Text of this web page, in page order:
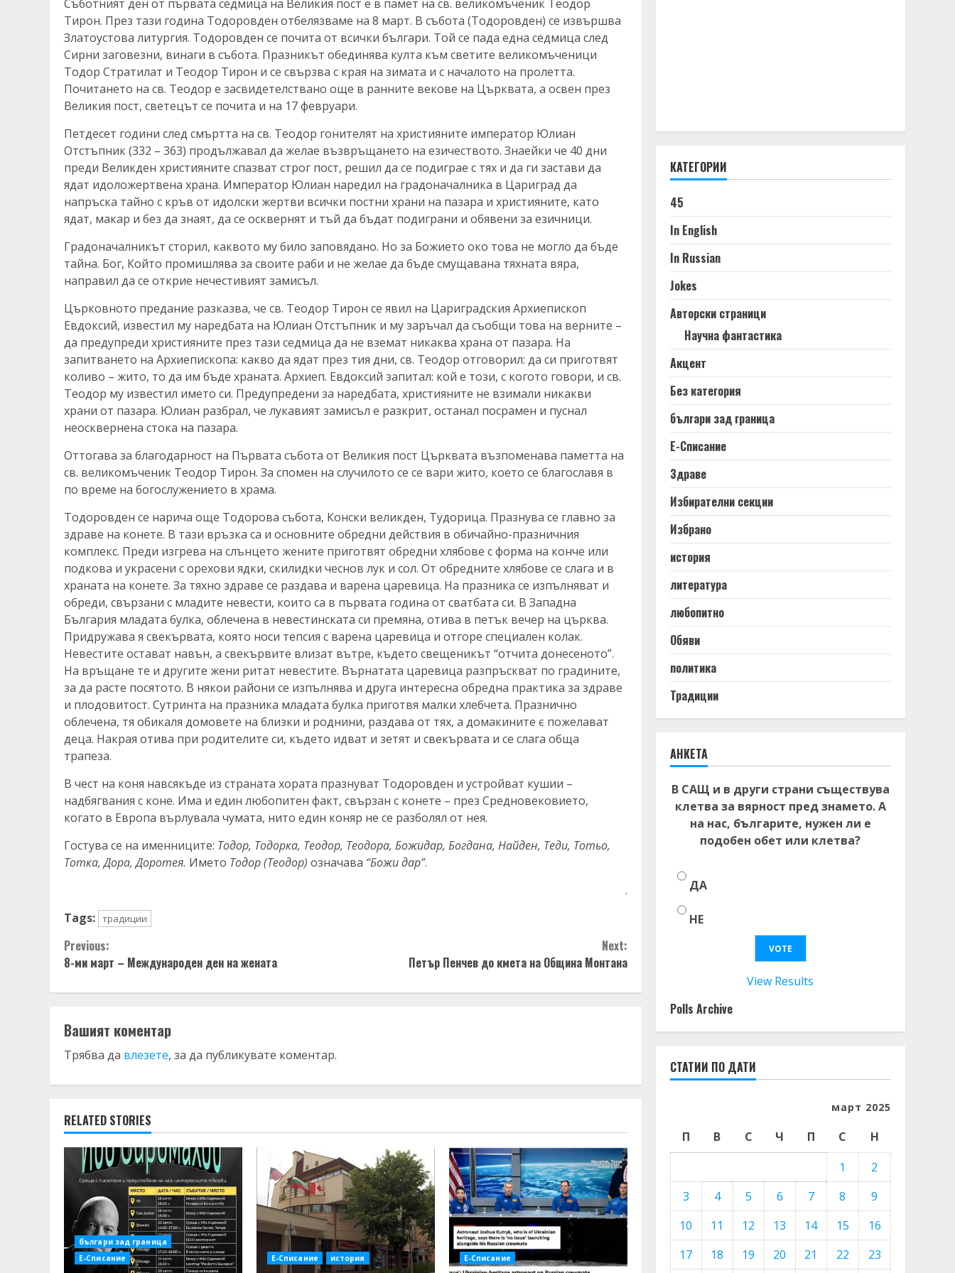
Съботният ден от първата седмица на Великия пост е в памет на св. великомъченик Теодор
Тирон. През тази година Тодоровден отбелязваме на 8 март. В събота (Тодоровден) се извършва
Златоустова литургия. Тодоровден се почита от всички българи. Той се пада една седмица след
Сирни заговезни, винаги в събота. Празникът обединява култа към светите великомъченици
Тодор Стратилат и Теодор Тирон и се свързва с края на зимата и с началото на пролетта.
Почитането на св. Теодор е засвидетелствано още в ранните векове на Църквата, а освен през
Великия пост, светецът се почита и на 17 февруари.
Петдесет години след смъртта на св. Теодор гонителят на християните император Юлиан
Отстъпник (332 – 363) продължавал да желае възвръщането на езичеството. Знаейки че 40 дни
преди Великден християните спазват строг пост, решил да се подиграе с тях и да ги застави да
ядат идоложертвена храна. Император Юлиан наредил на градоначалника в Цариград да
напръска тайно с кръв от идолски жертви всички постни храни на пазара и християните, като
ядат, макар и без да знаят, да се осквернят и тъй да бъдат подиграни и обявени за езичници.
Градоначалникът сторил, каквото му било заповядано. Но за Божието око това не могло да бъде
тайна. Бог, Който промишлява за своите раби и не желае да бъде смущавана тяхната вяра,
направил да се открие нечестивият замисъл.
Църковното предание разказва, че св. Теодор Тирон се явил на Цариградския Архиепископ
Евдоксий, известил му наредбата на Юлиан Отстъпник и му заръчал да съобщи това на верните –
да предупреди християните през тази седмица да не вземат никаква храна от пазара. На
запитването на Архиепископа: какво да ядат през тия дни, св. Теодор отговорил: да си приготвят
коливо – жито, то да им бъде храната. Архиеп. Евдоксий запитал: кой е този, с когото говори, и св.
Теодор му известил името си. Предупредени за наредбата, християните не взимали никакви
храни от пазара. Юлиан разбрал, че лукавият замисъл е разкрит, останал посрамен и пуснал
неосквернена стока на пазара.
Оттогава за благодарност на Първата събота от Великия пост Църквата възпоменава паметта на
св. великомъченик Теодор Тирон. За спомен на случилото се се вари жито, което се благославя в
по време на богослужението в храма.
Тодоровден се нарича още Тодорова събота, Конски великден, Тудорица. Празнува се главно за
здраве на конете. В тази връзка са и основните обредни действия в обичайно-празничния
комплекс. Преди изгрева на слънцето жените приготвят обредни хлябове с форма на конче или
подкова и украсени с орехови ядки, скилидки чеснов лук и сол. От обредните хлябове се слага и в
храната на конете. За тяхно здраве се раздава и варена царевица. На празника се изпълняват и
обреди, свързани с младите невести, които са в първата година от сватбата си. В Западна
България младата булка, облечена в невестинската си премяна, отива в петък вечер на църква.
Придружава я свекървата, която носи тепсия с варена царевица и отгоре специален колак.
Невестите остават навън, а свекървите влизат вътре, където свещеникът “отчита донесеното”.
На връщане те и другите жени ритат невестите. Върнатата царевица разпръскват по градините,
за да расте посятото. В някои райони се изпълнява и друга интересна обредна практика за здраве
и плодовитост. Сутринта на празника младата булка приготвя малки хлебчета. Празнично
облечена, тя обикаля домовете на близки и роднини, раздава от тях, а домакините є пожелават
деца. Накрая отива при родителите си, където идват и зетят и свекървата и се слага обща
трапеза.
В чест на коня навсякъде из страната хората празнуват Тодоровден и устройват кушии –
надбягвания с коне. Има и един любопитен факт, свързан с конете – през Средновековието,
когато в Европа върлувала чумата, нито един коняр не се разболял от нея.
Гостува се на именниците: Тодор, Тодорка, Теодор, Теодора, Божидар, Богдана, Найден, Теди, Тотьо,
Тотка, Дора, Доротея. Името Тодор (Теодор) означава “Божи дар”.
.
Tags: традиции
Continue
Reading
Previous:
8-ми март – Международен ден на жената
Next:
Петър Пенчев до кмета на Община Монтана
Вашият коментар
Трябва да влезете, за да публикувате коментар.
RELATED STORIES
българи зад граница
Е-Списание
Е-Списание история Е-Списание
КАТЕГОРИИ
45
In English
In Russian
Jokes
Авторски страници
Научна фантастика
Акцент
Без категория
българи зад граница
Е-Списание
Здраве
Избирателни секции
Избрано
история
литература
любопитно
Обяви
политика
Традиции
АНКЕТА
В САЩ и в други страни съществува
клетва за вярност пред знамето. А
на нас, българите, нужен ли е
подобен обет или клетва?
ДА
НЕ
View Results
Polls Archive
СТАТИИ ПО ДАТИ
март 2025
П В С Ч П С
Н
1
2
3
4 5 6 7 8
9
10
11 12 13 14 15
16
17
18 19 20 21 22 23